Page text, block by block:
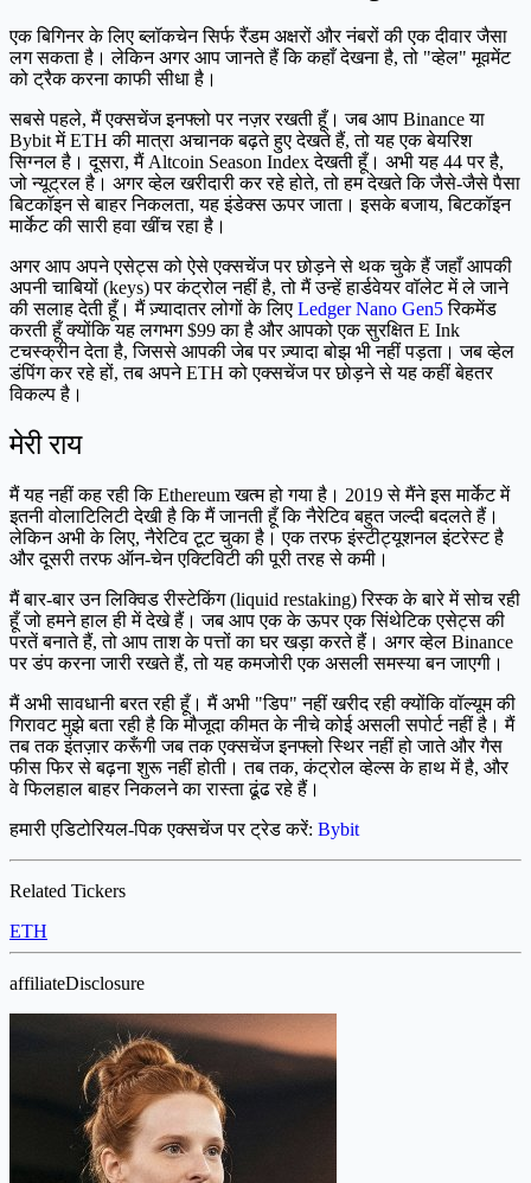
एक बिगिनर के लिए ब्लॉकचेन सिर्फ रैंडम अक्षरों और नंबरों की एक दीवार जैसा
लग सकता है। लेकिन अगर आप जानते हैं कि कहाँ देखना है, तो "व्हेल" मूवमेंट
को ट्रैक करना काफी सीधा है।
सबसे पहले, मैं एक्सचेंज इनफ्लो पर नज़र रखती हूँ। जब आप Binance या
Bybit में ETH की मात्रा अचानक बढ़ते हुए देखते हैं, तो यह एक बेयरिश
सिग्नल है। दूसरा, मैं Altcoin Season Index देखती हूँ। अभी यह 44 पर है,
जो न्यूट्रल है। अगर व्हेल खरीदारी कर रहे होते, तो हम देखते कि जैसे-जैसे पैसा
बिटकॉइन से बाहर निकलता, यह इंडेक्स ऊपर जाता। इसके बजाय, बिटकॉइन
मार्केट की सारी हवा खींच रहा है।
अगर आप अपने एसेट्स को ऐसे एक्सचेंज पर छोड़ने से थक चुके हैं जहाँ आपकी
अपनी चाबियों (keys) पर कंट्रोल नहीं है, तो मैं उन्हें हार्डवेयर वॉलेट में ले जाने
की सलाह देती हूँ। मैं ज़्यादातर लोगों के लिए Ledger Nano Gen5रिकमेंड
करती हूँ क्योंकि यह लगभग $99 का है और आपको एक सुरक्षित E Ink
टचस्क्रीन देता है, जिससे आपकी जेब पर ज़्यादा बोझ भी नहीं पड़ता। जब व्हेल
डंपिंग कर रहे हों, तब अपने ETH को एक्सचेंज पर छोड़ने से यह कहीं बेहतर
विकल्प है।
मेरी राय
मैं यह नहीं कह रही कि Ethereum खत्म हो गया है। 2019 से मैंने इस मार्केट में
इतनी वोलाटिलिटी देखी है कि मैं जानती हूँ कि नैरेटिव बहुत जल्दी बदलते हैं।
लेकिन अभी के लिए, नैरेटिव टूट चुका है। एक तरफ इंस्टीट्यूशनल इंटरेस्ट है
और दूसरी तरफ ऑन-चेन एक्टिविटी की पूरी तरह से कमी।
मैं बार-बार उन लिक्विड रीस्टेकिंग (liquid restaking) रिस्क के बारे में सोच रही
हूँ जो हमने हाल ही में देखे हैं। जब आप एक के ऊपर एक सिंथेटिक एसेट्स की
परतें बनाते हैं, तो आप ताश के पत्तों का घर खड़ा करते हैं। अगर व्हेल Binance
पर डंप करना जारी रखते हैं, तो यह कमजोरी एक असली समस्या बन जाएगी।
मैं अभी सावधानी बरत रही हूँ। मैं अभी "डिप" नहीं खरीद रही क्योंकि वॉल्यूम की
गिरावट मुझे बता रही है कि मौजूदा कीमत के नीचे कोई असली सपोर्ट नहीं है। मैं
तब तक इंतज़ार करूँगी जब तक एक्सचेंज इनफ्लो स्थिर नहीं हो जाते और गैस
फीस फिर से बढ़ना शुरू नहीं होती। तब तक, कंट्रोल व्हेल्स के हाथ में है, और
वे फिलहाल बाहर निकलने का रास्ता ढूंढ रहे हैं।
हमारी एडिटोरियल-पिक एक्सचेंज पर ट्रेड करें: Bybit
Related Tickers
ETH
affiliateDisclosure